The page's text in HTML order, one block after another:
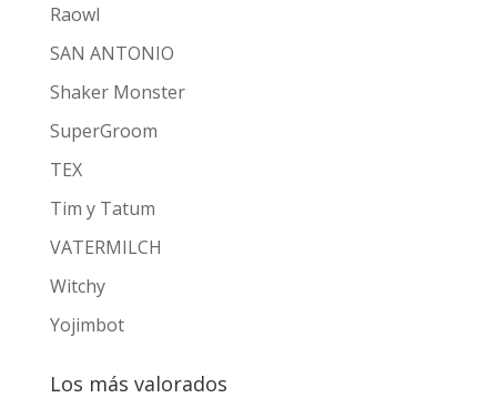
Raowl
SAN ANTONIO
Shaker Monster
SuperGroom
TEX
Tim y Tatum
VATERMILCH
Witchy
Yojimbot
Los más valorados